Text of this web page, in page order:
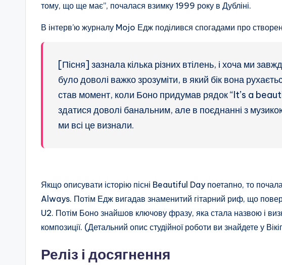
тому, що ще має”, почалася взимку 1999 року в Дубліні.
В інтерв’ю журналу Mojo Едж поділився спогадами про
[Пісня] зазнала кілька різних втілень, і хоча ми
було доволі важко зрозуміти, в який бік вона
став момент, коли Боно придумав рядок “It’s a
здатися доволі банальним, але в поєднанні з
ми всі це визнали.
Якщо описувати історію пісні Beautiful Day поетапно, то
Always. Потім Едж вигадав знаменитий гітарний риф, що
U2. Потім Боно знайшов ключову фразу, яка стала назвою і
композиції. (Детальний опис студійної роботи ви знайдете у
Реліз і досягнення